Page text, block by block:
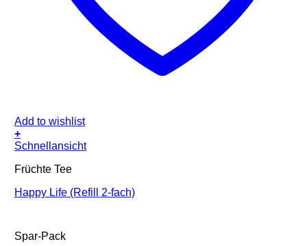
Add to wishlist
+
Schnellansicht
Früchte Tee
Happy Life (Refill 2-fach)
Spar-Pack